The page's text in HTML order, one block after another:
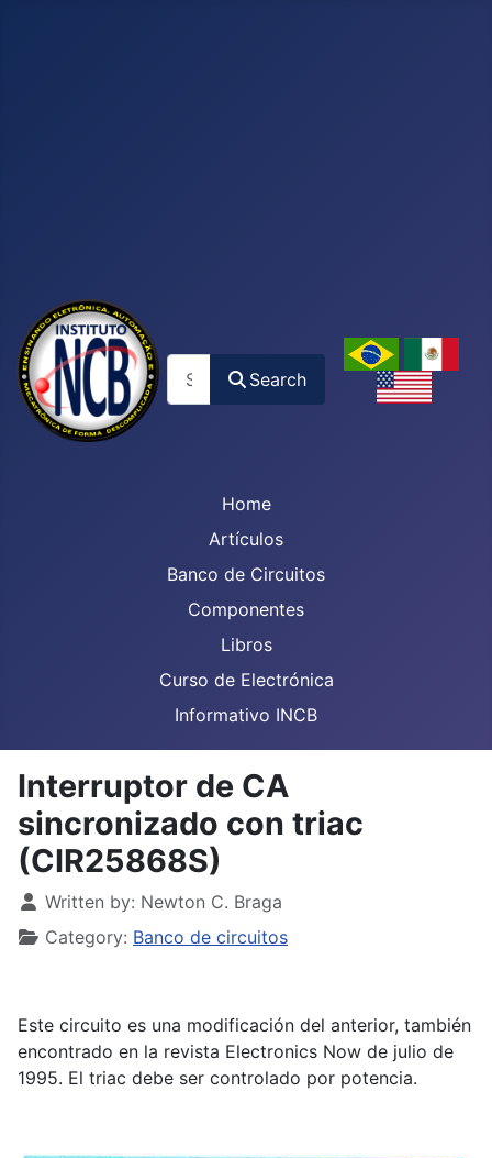
Search
Home
Artículos
Banco de Circuitos
Componentes
Libros
Curso de Electrónica
Informativo INCB
Interruptor de CA
sincronizado con triac
(CIR25868S)
Details
Written by: Newton C. Braga
Category: Banco de circuitos
Este circuito es una modificación del anterior, también
encontrado en la revista Electronics Now de julio de
1995. El triac debe ser controlado por potencia.